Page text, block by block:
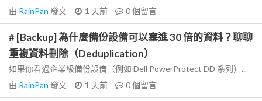
由 RainPan 發文 1 天前 0個留言
# [Backup] 為什麼備份設備可以塞進 30 倍的資料？聊聊
重複資料刪除（Deduplication）
如果你看過企業級備份設備（例如 Dell PowerProtect DD 系列）...
由 RainPan 發文 1 天前 0個留言